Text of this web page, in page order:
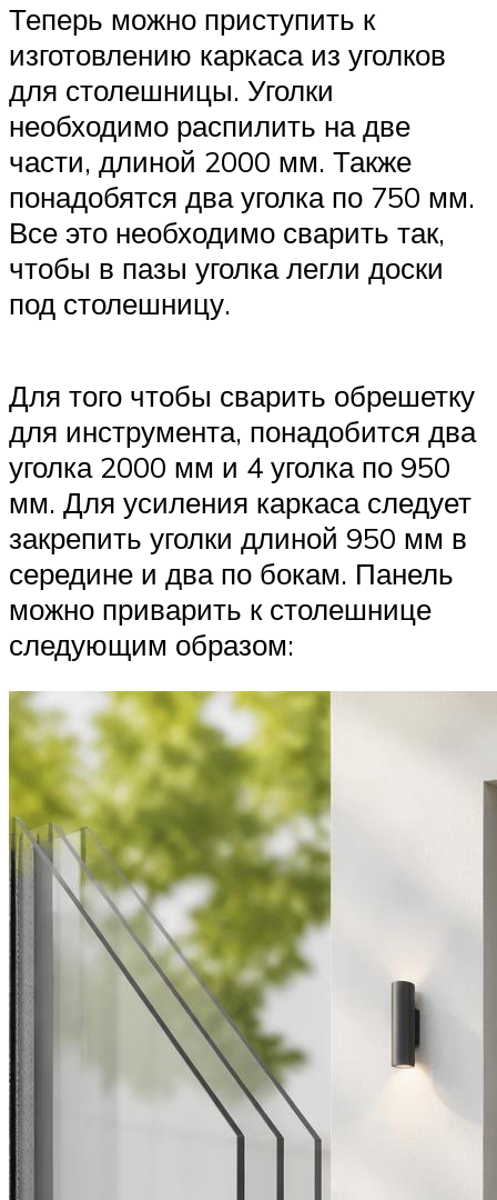
Теперь можно приступить к
изготовлению каркаса из уголков
для столешницы. Уголки
необходимо распилить на две
части, длиной 2000 мм. Также
понадобятся два уголка по 750 мм.
Все это необходимо сварить так,
чтобы в пазы уголка легли доски
под столешницу.
Для того чтобы сварить обрешетку
для инструмента, понадобится два
уголка 2000 мм и 4 уголка по 950
мм. Для усиления каркаса следует
закрепить уголки длиной 950 мм в
середине и два по бокам. Панель
можно приварить к столешнице
следующим образом: